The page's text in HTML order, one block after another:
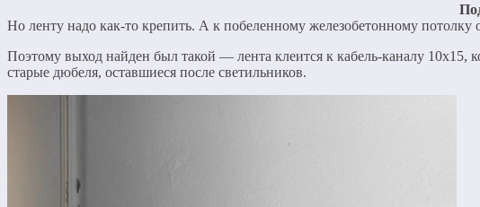
Но ленту надо как-то крепить. А к побеленному железобетонному потолку
Поэтому выход найден был такой — лента клеится к кабель-каналу 10х15,
старые дюбеля, оставшиеся после светильников.